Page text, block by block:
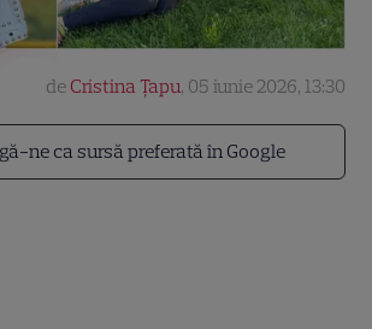
ne ca sursă preferată în Google
de Cristina Țapu, 05 iunie 2026, 13:30